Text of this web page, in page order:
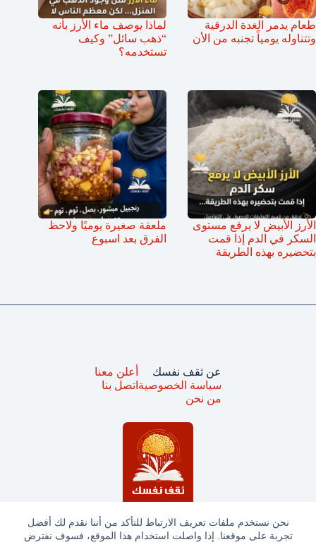
نحن نستخدم ملفات تعريف الارتباط للتأكد من أننا نقدم لك أفضل
تجربة على موقعنا. إذا واصلت استخدام هذا الموقع، فسوف نفترض
طعام يدمر الغدة الدرقية
وتتناوله يومياً تجنبه من الأن
لماذا يوصف ماء الأرز بأنه
“ذهب سائل” وكيف
تستخدمه؟
الأرز الأبيض لا يرفع مستوى
السكر في الدم إذا قمت
بتحضيره بهذه الطريقة
ملعقة صغيرة يوميًا ولاحظ
الفرق بعد اسبوع
عن ثقف نفسك
سياسة الخصوصية
من نحن
أعلن معنا
اتصل بنا